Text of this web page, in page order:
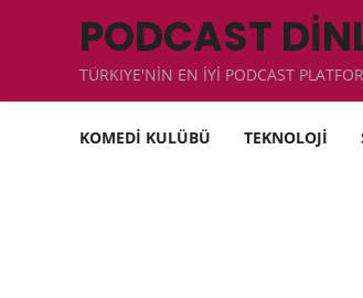
PODCAST
TÜRKIYE'NİN EN İYİ PODCAST
KOMEDİ KULÜBÜ TEKNOLOJİ